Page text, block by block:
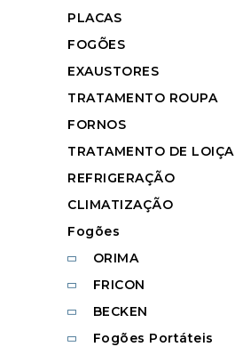
PLACAS
FOGÕES
EXAUSTORES
TRATAMENTO ROUPA
FORNOS
TRATAMENTO DE LOIÇA
REFRIGERAÇÃO
CLIMATIZAÇÃO
Fogões
ORIMA
FRICON
BECKEN
Fogões Portáteis